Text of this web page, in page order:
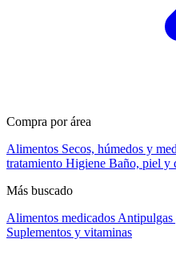
Compra por área
Alimentos Secos, húmedos y
tratamiento Higiene Baño, piel y
Más buscado
Alimentos medicados Antipulgas
Suplementos y vitaminas